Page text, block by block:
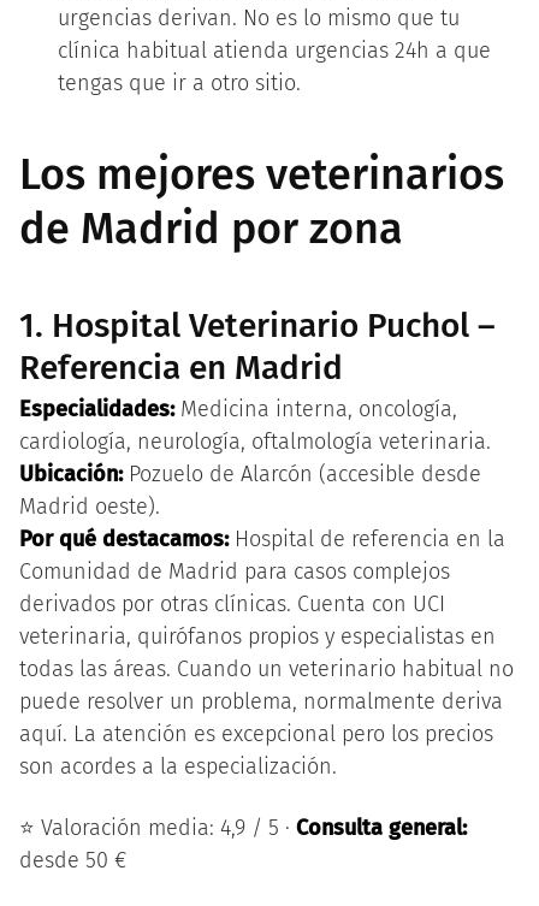
urgencias derivan. No es lo mismo que tu
clínica habitual atienda urgencias 24h a que
tengas que ir a otro sitio.
Los mejores veterinarios
de Madrid por zona
1. Hospital Veterinario Puchol –
Referencia en Madrid
Especialidades:Medicina interna, oncología,
cardiología, neurología, oftalmología veterinaria.
Ubicación:Pozuelo de Alarcón (accesible desde
Madrid oeste).
Por qué destacamos:Hospital de referencia en la
Comunidad de Madrid para casos complejos
derivados por otras clínicas. Cuenta con UCI
veterinaria, quirófanos propios y especialistas en
todas las áreas. Cuando un veterinario habitual no
puede resolver un problema, normalmente deriva
aquí. La atención es excepcional pero los precios
son acordes a la especialización.
⭐ Valoración media: 4,9 / 5 · Consulta general:
desde 50 €